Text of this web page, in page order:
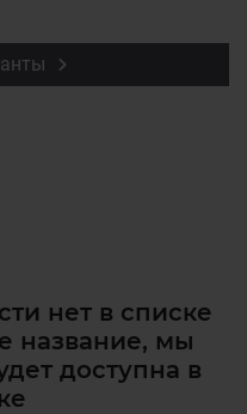
нет в списке
название, мы
доступна в